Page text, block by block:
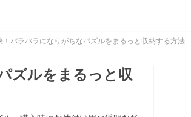
！バラバラになりがちなパズルをまるっと収納する方法
ズルをまるっと収